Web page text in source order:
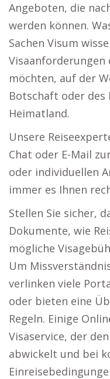
Angeboten, die
werden können.
Sachen Visum
Visaanforderungen
möchten, auf der
Botschaft oder des
Heimatland.
Unsere
Chat oder E-Mail
oder individuellen
immer es Ihnen
Stellen Sie sicher,
Dokumente, wie
mögliche
Um
verlinken viele
oder bieten eine
Regeln. Einige
Visaservice, der
abwickelt und bei